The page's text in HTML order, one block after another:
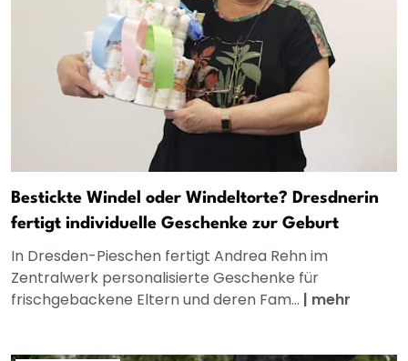
Bestickte Windel oder Windeltorte? Dresdnerin
fertigt individuelle Geschenke zur Geburt
In Dresden-Pieschen fertigt Andrea Rehn im
Zentralwerk personalisierte Geschenke für
frischgebackene Eltern und deren Fam... | mehr